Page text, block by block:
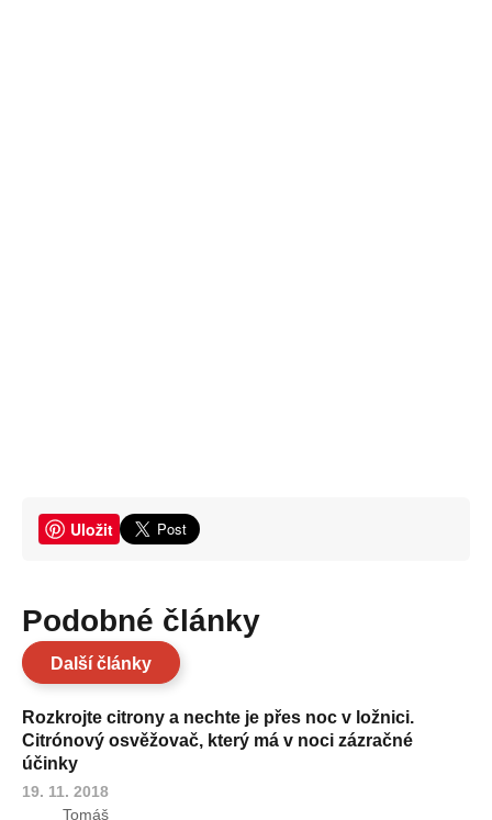
Uložit
Podobné články
Další články
Rozkrojte citrony a nechte je přes noc v ložnici.
Citrónový osvěžovač, který má v noci zázračné
účinky
19. 11. 2018
Tomáš